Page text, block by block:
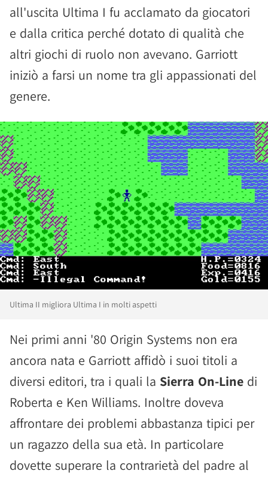
all'uscita Ultima I fu acclamato da giocatori
e dalla critica perché dotato di qualità che
altri giochi di ruolo non avevano. Garriott
iniziò a farsi un nome tra gli appassionati del
genere.
Ultima II migliora Ultima I in molti aspetti
Nei primi anni '80 Origin Systems non era
ancora nata e Garriott affidò i suoi titoli a
diversi editori, tra i quali la Sierra On-Line di
Roberta e Ken Williams. Inoltre doveva
affrontare dei problemi abbastanza tipici per
un ragazzo della sua età. In particolare
dovette superare la contrarietà del padre al